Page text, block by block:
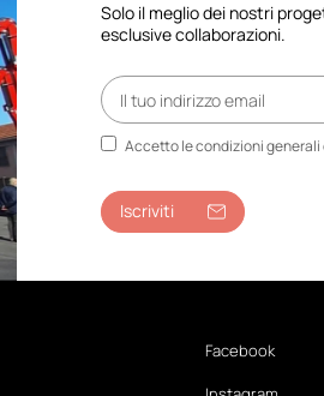
Solo il meglio dei nostri
esclusive collaborazioni.
Accetto le condizioni generali
Iscriviti
Facebook